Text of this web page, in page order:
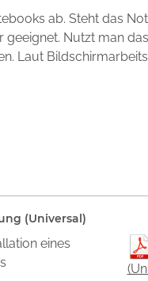
ab. Steht das
Nutzt man
Laut
(Universal)
eines